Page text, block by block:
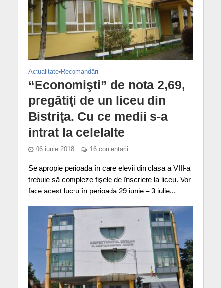
Actualitate•Recomandări
“Economişti” de nota 2,69,
pregătiţi de un liceu din
Bistriţa. Cu ce medii s-a
intrat la celelalte
06 iunie 2018 16 comentarii
Se apropie perioada în care elevii din clasa a VIII-a
trebuie să compleze fişele de înscriere la liceu. Vor
face acest lucru în perioada 29 iunie – 3 iulie...